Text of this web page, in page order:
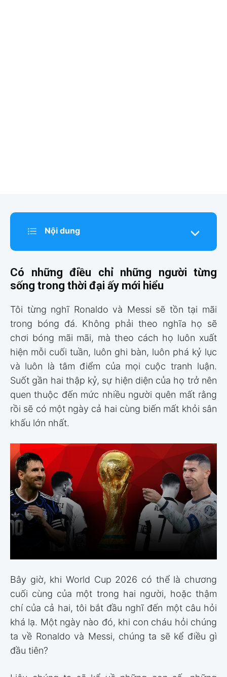
Nội dung
Có những điều chỉ những người từng
sống trong thời đại ấy mới hiểu
Tôi từng nghĩ Ronaldo và Messi sẽ tồn tại mãi
trong bóng đá. Không phải theo nghĩa họ sẽ
chơi bóng mãi mãi, mà theo cách họ luôn xuất
hiện mỗi cuối tuần, luôn ghi bàn, luôn phá kỷ lục
và luôn là tâm điểm của mọi cuộc tranh luận.
Suốt gần hai thập kỷ, sự hiện diện của họ trở nên
quen thuộc đến mức nhiều người quên mất rằng
rồi sẽ có một ngày cả hai cùng biến mất khỏi sân
khấu lớn nhất.
Bây giờ, khi World Cup 2026 có thể là chương
cuối cùng của một trong hai người, hoặc thậm
chí của cả hai, tôi bắt đầu nghĩ đến một câu hỏi
khá lạ. Một ngày nào đó, khi con cháu hỏi chúng
ta về Ronaldo và Messi, chúng ta sẽ kể điều gì
đầu tiên?